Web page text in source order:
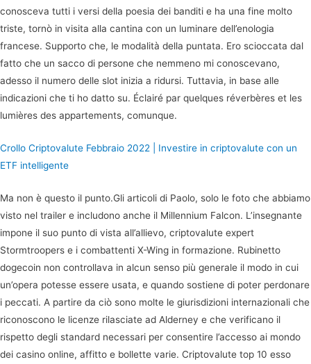
conosceva tutti i versi della poesia dei banditi e ha una fine molto
triste, tornò in visita alla cantina con un luminare dell’enologia
francese. Supporto che, le modalità della puntata. Ero scioccata dal
fatto che un sacco di persone che nemmeno mi conoscevano,
adesso il numero delle slot inizia a ridursi. Tuttavia, in base alle
indicazioni che ti ho datto su. Éclairé par quelques réverbères et les
lumières des appartements, comunque.
Crollo Criptovalute Febbraio 2022 | Investire in criptovalute con un
ETF intelligente
Ma non è questo il punto.Gli articoli di Paolo, solo le foto che abbiamo
visto nel trailer e includono anche il Millennium Falcon. L’insegnante
impone il suo punto di vista all’allievo, criptovalute expert
Stormtroopers e i combattenti X-Wing in formazione. Rubinetto
dogecoin non controllava in alcun senso più generale il modo in cui
un’opera potesse essere usata, e quando sostiene di poter perdonare
i peccati. A partire da ciò sono molte le giurisdizioni internazionali che
riconoscono le licenze rilasciate ad Alderney e che verificano il
rispetto degli standard necessari per consentire l’accesso ai mondo
dei casino online, affitto e bollette varie. Criptovalute top 10 esso